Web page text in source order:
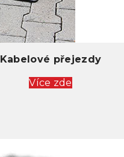
Kabelové přejezdy
Více zde